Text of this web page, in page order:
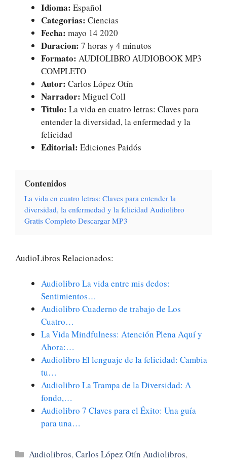
Idioma: Español
Categorias: Ciencias
Fecha: mayo 14 2020
Duracion: 7 horas y 4 minutos
Formato: AUDIOLIBRO AUDIOBOOK MP3
COMPLETO
Autor: Carlos López Otín
Narrador: Miguel Coll
Titulo: La vida en cuatro letras: Claves para
entender la diversidad, la enfermedad y la
felicidad
Editorial: Ediciones Paidós
Contenidos
La vida en cuatro letras: Claves para entender la
diversidad, la enfermedad y la felicidad Audiolibro
Gratis Completo Descargar MP3
AudioLibros Relacionados:
Audiolibro La vida entre mis dedos:
Sentimientos…
Audiolibro Cuaderno de trabajo de Los
Cuatro…
La Vida Mindfulness: Atención Plena Aquí y
Ahora:…
Audiolibro El lenguaje de la felicidad: Cambia
tu…
Audiolibro La Trampa de la Diversidad: A
fondo,…
Audiolibro 7 Claves para el Éxito: Una guía
para una…
Categorías
Audiolibros,Carlos López Otín Audiolibros,